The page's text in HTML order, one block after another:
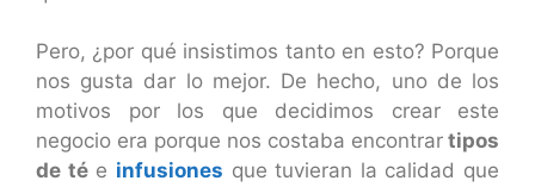
Pero, ¿por qué insistimos tanto en esto? Porque
nos gusta dar lo mejor. De hecho, uno de los
motivos por los que decidimos crear este
negocio era porque nos costaba encontrar tipos
de tée infusiones que tuvieran la calidad que